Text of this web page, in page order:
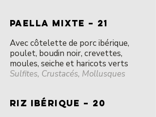
PAELLA MIXTE – 21
Avec côtelette de porc ibérique,
poulet, boudin noir, crevettes,
moules, seiche et haricots verts
Sulfites, Crustacés, Mollusques
RIZ IBÉRIQUE – 20